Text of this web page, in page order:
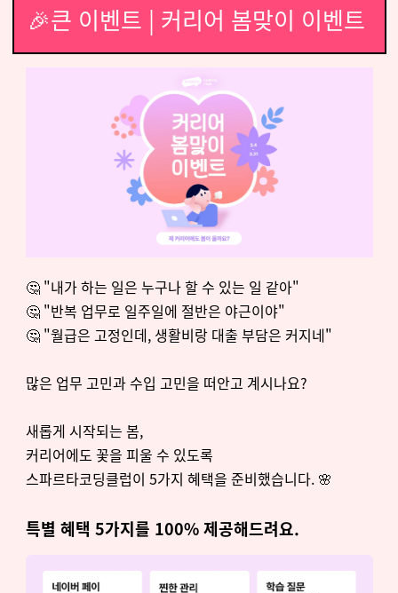
🎉큰 이벤트 | 커리어 봄맞이 이벤트
🤔 "내가 하는 일은 누구나 할 수 있는 일 같아"
🤔 "반복 업무로 일주일에 절반은 야근이야"
🤔 "월급은 고정인데, 생활비랑 대출 부담은 커지네"
많은 업무 고민과 수입 고민을 떠안고 계시나요?
새롭게 시작되는 봄,
커리어에도 꽃을 피울 수 있도록
스파르타코딩클럽이 5가지 혜택을 준비했습니다. 🌸
특별 혜택 5가지를 100% 제공해드려요.